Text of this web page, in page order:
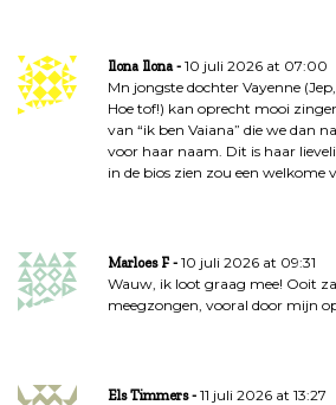
Ilona Ilona
10 juli 2026 at 07:00
Mn jongste dochter Vayenne
Hoe tof!) kan oprecht mooi
van “ik ben Vaiana” die we dan
voor haar naam. Dit is haar
in de bios zien zou een welkome
Marloes F
10 juli 2026 at 09:31
Wauw, ik loot graag mee! Ooit
meegzongen, vooral door mijn
Els Timmers
11 juli 2026 at 13:27